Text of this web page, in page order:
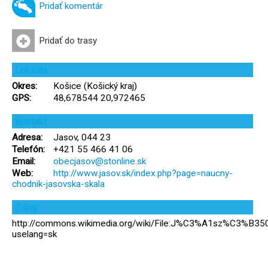
Pridať komentár
Pridať do trasy
Lokalita
Okres:
Košice (Košický kraj)
GPS:
48,678544 20,972465
Kontakt
Adresa:
Jasov, 044 23
Telefón:
+421 55 466 41 06
Email:
obecjasov@stonline.sk
Web:
http://www.jasov.sk/index.php?page=naucny-
chodnik-jasovska-skala
Zdroj
http://commons.wikimedia.org/wiki/
uselang=sk